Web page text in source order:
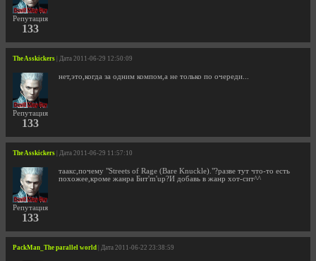
Репутация
133
The Asskickers | Дата 2011-06-29 12:50:09
Репутация
133
нет,это,когда за одним компом,а не только по очереди...
The Asskickers | Дата 2011-06-29 11:57:10
Репутация
133
таакс,почему "Streets of Rage (Bare Knuckle)."?разве тут что-то есть
похожее,кроме жанра Бит'm'up?И добавь в жанр хот-сит^^
PackMan_The parallel world | Дата 2011-06-22 23:38:59